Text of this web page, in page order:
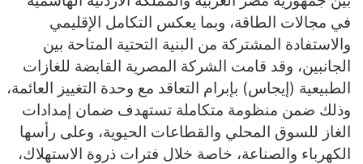
في مجالات الطاقة، وبما يعكس التكامل الإقليمي
والاستفادة المشتركة من البنية التحتية المتاحة بين
الجانبين، وقد قامت الشركة المصرية القابضة للغازات
الطبيعية (إيجاس) بإبرام التعاقد مع وحدة التغييز العائمة،
وذلك ضمن منظومة متكاملة تستهدف ضمان إمدادات
الغاز للسوق المحلي والقطاعات الحيوية، وعلى رأسها
الكهرباء والصناعة، خاصة خلال فترات ذروة الاستهلاك،